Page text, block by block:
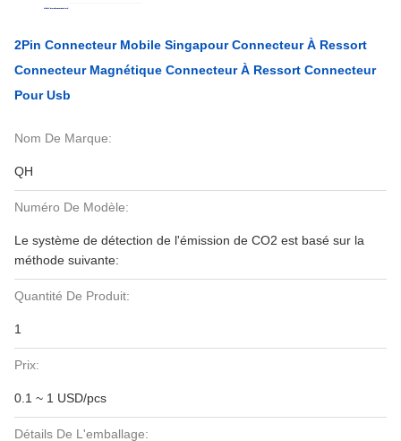
2Pin Connecteur Mobile Singapour Connecteur À Ressort
Connecteur Magnétique Connecteur À Ressort Connecteur
Pour Usb
Nom De Marque:
QH
Numéro De Modèle:
Le système de détection de l'émission de CO2 est basé sur la
méthode suivante:
Quantité De Produit:
1
Prix:
0.1 ~ 1 USD/pcs
Détails De L'emballage: